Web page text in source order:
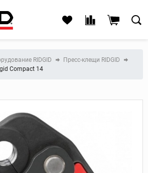
RIDGID
Пресс-клещи RIDGID
Compact 14